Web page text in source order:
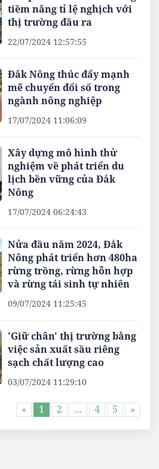
tiềm năng tỉ lệ nghịch với
thị trường đầu ra
22/07/2024 12:57:55
Đắk Nông thúc đẩy mạnh
mẽ chuyển đổi số trong
ngành nông nghiệp
17/07/2024 11:06:09
Xây dựng mô hình thử
nghiệm về phát triển du
lịch bền vững của Đắk
Nông
17/07/2024 06:24:43
Nửa đầu năm 2024, Đắk
Nông phát triển hơn 480ha
rừng trồng, rừng hỗn hợp
và rừng tái sinh tự nhiên
09/07/2024 11:25:45
'Giữ chân' thị trường bằng
việc sản xuất sầu riêng
sạch chất lượng cao
03/07/2024 11:29:10
« 1 2 ... 4 5 »